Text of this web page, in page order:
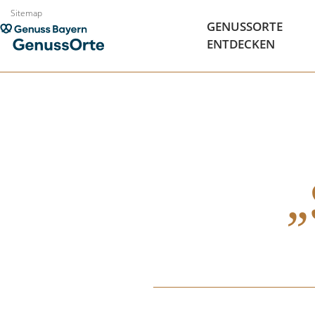
Zum
Inhalt
springen
Sitemap
GENUSSORTE
ENTDECKEN